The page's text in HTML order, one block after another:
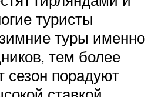
туристы
туры именно
тем более
сезон порадуют